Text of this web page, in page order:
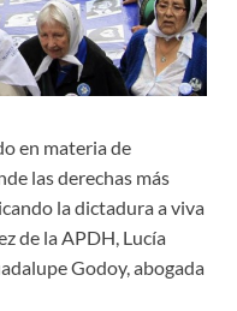
en materia de
las derechas más
la dictadura a viva
de la APDH, Lucía
Godoy, abogada